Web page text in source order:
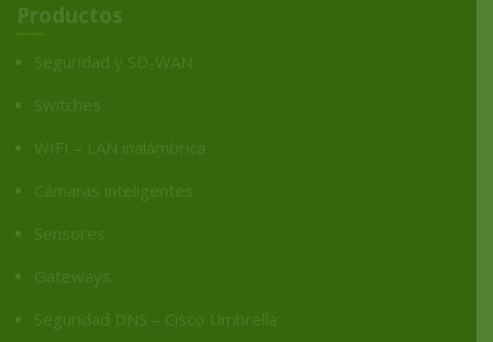
Productos
Seguridad y SD-WAN
Switches
WIFI – LAN inalámbrica
Cámaras inteligentes
Sensores
Gateways
Seguridad DNS – Cisco Umbrella